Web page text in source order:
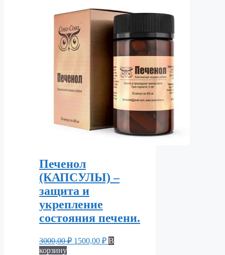
Печенол
(КАПСУЛЫ) –
защита и
укрепление
состояния печени.
3000,00₽ Первоначальная
1500,00 ₽Текущая
цена:
В
корзину